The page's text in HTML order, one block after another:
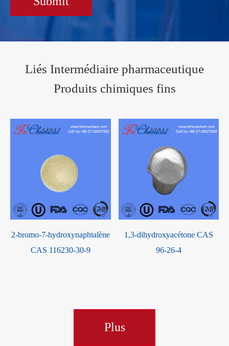
Liés Intermédiaire pharmaceutique
Produits chimiques fins
2-bromo-7-hydroxynaphtalène
CAS 116230-30-9
1,3-dihydroxyacétone CAS
96-26-4
Plus